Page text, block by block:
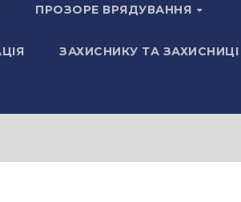
ПРОЗОРЕ ВРЯДУВАННЯ
ЗАХИСНИКУ ТА ЗАХИСНИЦІ